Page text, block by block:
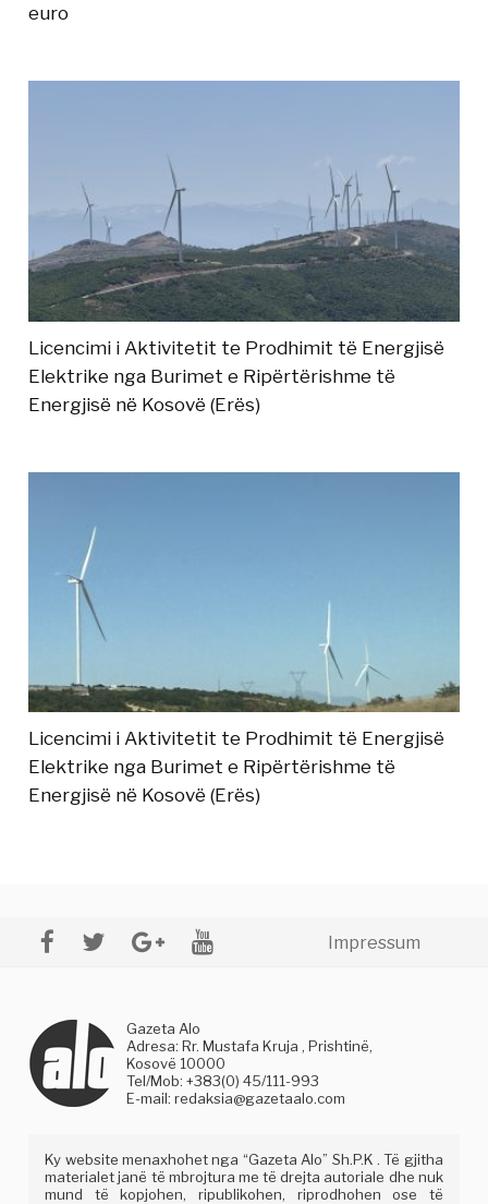
euro
Licencimi i Aktivitetit te Prodhimit të Energjisë
Elektrike nga Burimet e Ripërtërishme të
Energjisë në Kosovë (Erës)
Licencimi i Aktivitetit te Prodhimit të Energjisë
Elektrike nga Burimet e Ripërtërishme të
Energjisë në Kosovë (Erës)
Impressum
Gazeta Alo
Adresa: Rr. Mustafa Kruja , Prishtinë,
Kosovë 10000
Tel/Mob: +383(0) 45/111-993
E-mail:redaksia@gazetaalo.com
Ky website menaxhohet nga “Gazeta Alo” Sh.P.K . Të gjitha
materialet janë të mbrojtura me të drejta autoriale dhe nuk
mund të kopjohen, ripublikohen, riprodhohen ose të